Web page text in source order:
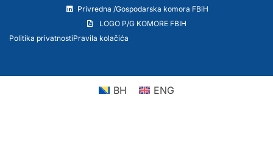
Privredna /Gospodarska komora FBiH
LOGO P/G KOMORE FBIH
Politika privatnostiPravila kolačića
BH ENG